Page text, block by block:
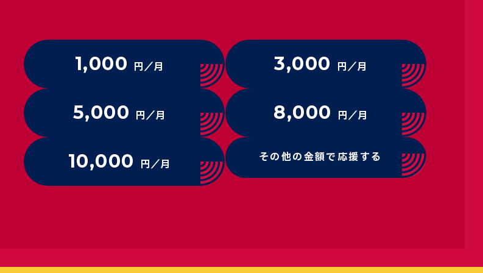
1,000 円／月 3,000 円／月
5,000 円／月 8,000 円／月
10,000 円／月 その他の金額で応援する